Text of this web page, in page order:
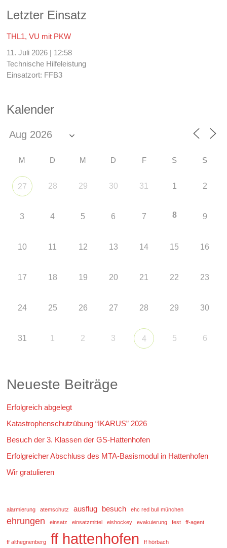
Letzter Einsatz
THL1, VU mit PKW
11. Juli 2026 | 12:58
Technische Hilfeleistung
Einsatzort: FFB3
Kalender
M D M D F S S
27 28 29 30 31 1 2
3 4 5 6 7 8 9
10 11 12 13 14 15 16
17 18 19 20 21 22 23
24 25 26 27 28 29 30
31 1 2 3 4 5 6
Neueste Beiträge
Erfolgreich abgelegt
Katastrophenschutzübung “IKARUS” 2026
Besuch der 3. Klassen der GS-Hattenhofen
Erfolgreicher Abschluss des MTA-Basismodul in Hattenhofen
Wir gratulieren
alarmierung atemschutz ausflug besuch ehc red bull münchen
ehrungen einsatz einsatzmittel eishockey evakuierung fest ff-agent
ff althegnenberg ff hattenhofen ff hörbach